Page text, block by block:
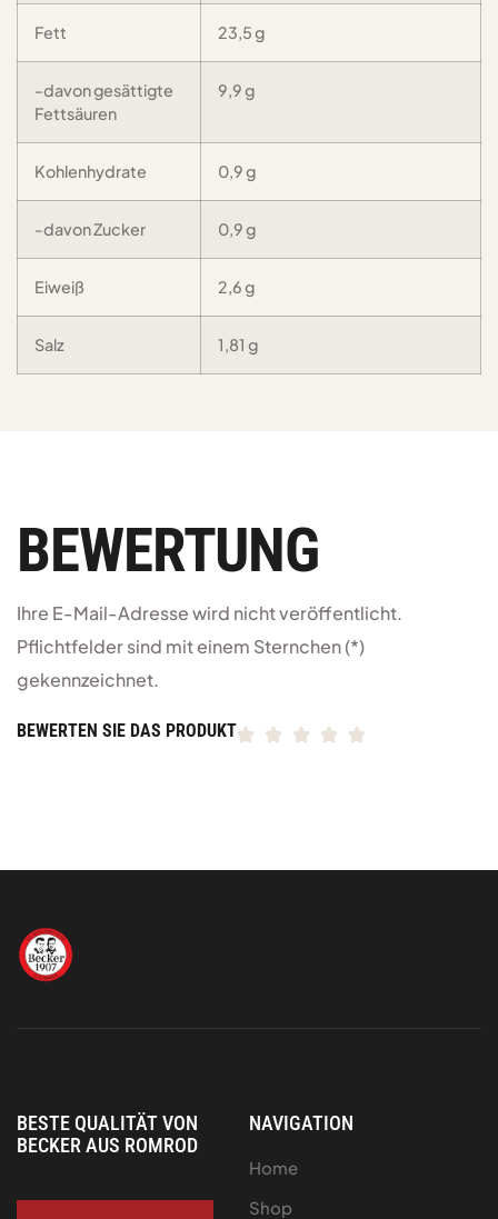
Fett 23,5 g
-davon gesättigte
Fettsäuren
9,9 g
Kohlenhydrate 0,9 g
-davon Zucker 0,9 g
Eiweiß 2,6 g
Salz 1,81 g
BEWERTUNG
Ihre E-Mail-Adresse wird nicht veröffentlicht.
Pflichtfelder sind mit einem Sternchen (*)
gekennzeichnet.
BEWERTEN SIE DAS PRODUKT
BESTE QUALITÄT VON
BECKER AUS ROMROD
NAVIGATION
Home
Shop